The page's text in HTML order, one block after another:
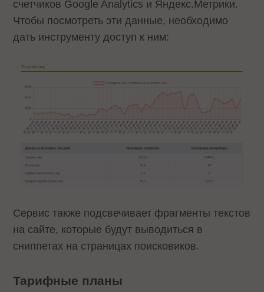
счетчиков Google Analytics и Яндекс.Метрики.
Чтобы посмотреть эти данные, необходимо
дать инструменту доступ к ним:
Сервис также подсвечивает фрагменты текстов
на сайте, которые будут выводиться в
сниппетах на страницах поисковиков.
Тарифные планы